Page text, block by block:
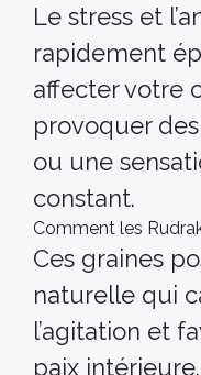
Le stress et
rapidement
affecter votre
provoquer
ou une
constant.
Comment les
Ces graines
naturelle qui
l’agitation et
paix intérieure.